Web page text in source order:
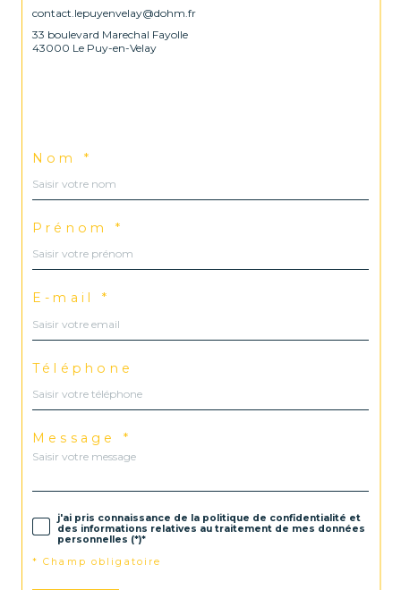
contact.lepuyenvelay@dohm.fr
33 boulevard Marechal Fayolle
43000 Le Puy-en-Velay
Nom *
Prénom *
E-mail *
Téléphone
Message *
j'ai pris connaissance de la politique de confidentialité et
des informations relatives au traitement de mes données
personnelles (*)*
* Champ obligatoire